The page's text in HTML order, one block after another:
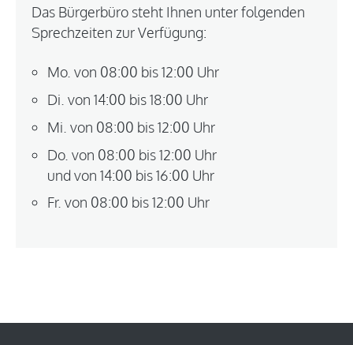
Das Bürgerbüro steht Ihnen unter folgenden
Sprechzeiten zur Verfügung:
Mo. von 08:00 bis 12:00 Uhr
Di. von 14:00 bis 18:00 Uhr
Mi. von 08:00 bis 12:00 Uhr
Do. von 08:00 bis 12:00 Uhr
und von 14:00 bis 16:00 Uhr
Fr. von 08:00 bis 12:00 Uhr